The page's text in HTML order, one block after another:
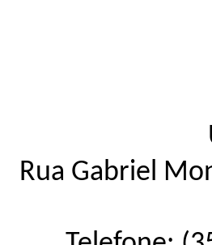
Rua Gabriel